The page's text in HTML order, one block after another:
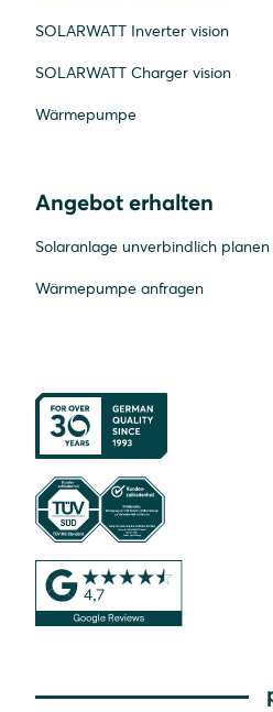
SOLARWATT Inverter vision
SOLARWATT Charger vision
Wärmepumpe
Angebot erhalten
Solaranlage unverbindlich planen
Wärmepumpe anfragen